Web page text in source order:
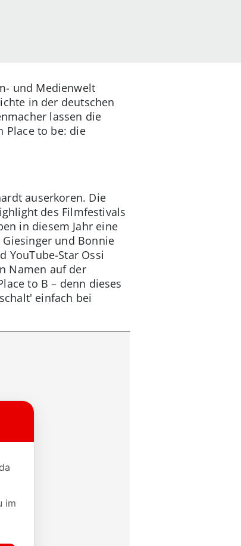
und Medienwelt
in der deutschen
lassen die
Place to be: die
auserkoren. Die
des Filmfestivals
in diesem Jahr eine
und Bonnie
YouTube-Star Ossi
Namen auf der
to B – denn dieses
einfach bei